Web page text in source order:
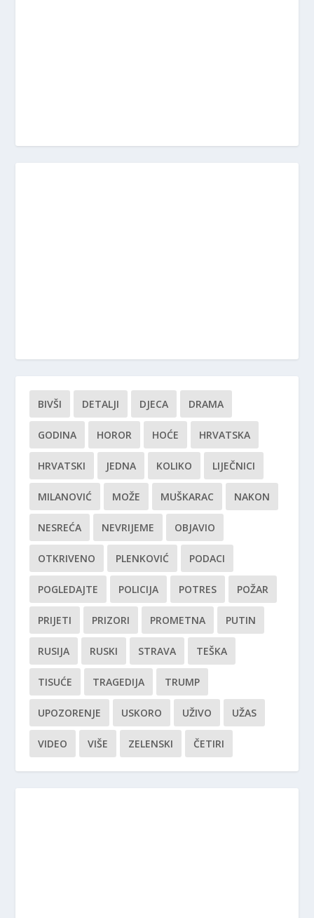
BIVŠI DETALJI DJECA DRAMA
GODINA HOROR HOĆE HRVATSKA
HRVATSKI JEDNA KOLIKO LIJEČNICI
MILANOVIĆ MOŽE MUŠKARAC NAKON
NESREĆA NEVRIJEME OBJAVIO
OTKRIVENO PLENKOVIĆ PODACI
POGLEDAJTE POLICIJA POTRES POŽAR
PRIJETI PRIZORI PROMETNA PUTIN
RUSIJA RUSKI STRAVA TEŠKA
TISUĆE TRAGEDIJA TRUMP
UPOZORENJE USKORO UŽIVO UŽAS
VIDEO VIŠE ZELENSKI ČETIRI